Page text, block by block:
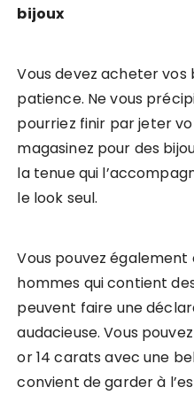
bijoux
Vous devez acheter vos
patience. Ne vous
pourriez finir par jeter
magasinez pour des
la tenue qui
le look seul.
Vous pouvez
hommes qui contient
peuvent faire une
audacieuse. Vous
or 14 carats avec une
convient de garder à